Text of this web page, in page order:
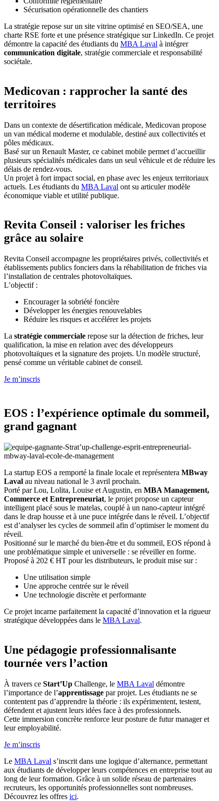
Sécurisation opérationnelle des chantiers
La stratégie repose sur un site vitrine optimisé en SEO/SEA, une
charte RSE forte et une présence stratégique sur LinkedIn. Ce projet
démontre la capacité des étudiants du MBA Laval à intégrer
communication digitale, stratégie commerciale et responsabilité
sociétale.
Medicovan : rapprocher la santé des
territoires
Dans un contexte de désertification médicale, Medicovan propose
un van médical moderne et modulable, destiné aux collectivités et
pôles médicaux.
Basé sur un Renault Master, ce cabinet mobile permet d’accueillir
plusieurs spécialités médicales dans un seul véhicule et de réduire les
délais de rendez-vous.
Un projet à fort impact social, en phase avec les enjeux territoriaux
actuels. Les étudiants du MBA Laval ont su articuler modèle
économique viable et utilité publique.
Revita Conseil : valoriser les friches
grâce au solaire
Revita Conseil accompagne les propriétaires privés, collectivités et
établissements publics fonciers dans la réhabilitation de friches via
l’installation de centrales photovoltaïques.
L’objectif :
Encourager la sobriété foncière
Développer les énergies renouvelables
Réduire les risques et accélérer les projets
La stratégie commerciale repose sur la détection de friches, leur
qualification, la mise en relation avec des développeurs
photovoltaïques et la signature des projets. Un modèle structuré,
pensé comme un véritable cabinet de conseil.
Je m’inscris
EOS : l’expérience optimale du sommeil,
grand gagnant
La startup EOS a remporté la finale locale et représentera MBway
Laval au niveau national le 3 avril prochain.
Porté par Lou, Lolita, Louise et Augustin, en MBA Management,
Commerce et Entrepreneuriat, le projet propose un capteur
intelligent placé sous le matelas, couplé à un nano-capteur intégré
dans le drap housse et à une puce intégrée dans le réveil. L’objectif
est d’analyser les cycles de sommeil afin d’optimiser le moment du
réveil.
Positionné sur le marché du bien-être et du sommeil, EOS répond à
une problématique simple et universelle : se réveiller en forme.
Proposé à 202 € HT pour les distributeurs, le produit mise sur :
Une utilisation simple
Une approche centrée sur le réveil
Une technologie discrète et performante
Ce projet incarne parfaitement la capacité d’innovation et la rigueur
stratégique développées dans le MBA Laval.
Une pédagogie professionnalisante
tournée vers l’action
À travers ce Start’Up Challenge, le MBA Laval démontre
l’importance de l’apprentissage par projet. Les étudiants ne se
contentent pas d’apprendre la théorie : ils expérimentent, testent,
défendent et ajustent leurs idées face à des professionnels.
Cette immersion concrète renforce leur posture de futur manager et
leur employabilité.
Je m’inscris
Le MBA Laval s’inscrit dans une logique d’alternance, permettant
aux étudiants de développer leurs compétences en entreprise tout au
long de leur formation. Grâce à un solide réseau de partenaires
recruteurs, les opportunités professionnelles sont nombreuses.
Découvrez les offres ici.